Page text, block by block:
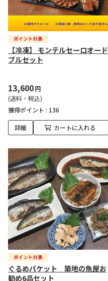
【冷凍】 モンテルセーロオード
ブルセット
13,600円
(送料・税込)
獲得ポイント : 136
詳細 カートに入れる
ぐるめパケット 築地の魚屋お
勧め6品セット